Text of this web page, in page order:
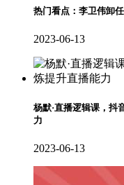
热门看点：李卫伟卸
2023-06-13
杨默·直播逻辑课，抖
力
2023-06-13